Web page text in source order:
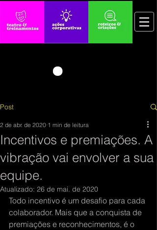
Post
Incentivos e premiações. A
vibração vai envolver a sua
equipe.
2 de abr. de 2020 1 min de leitura
Atualizado: 26 de mai. de 2020
Todo incentivo é um desafio para cada
colaborador. Mais que a conquista de
premiações e reconhecimentos, é o